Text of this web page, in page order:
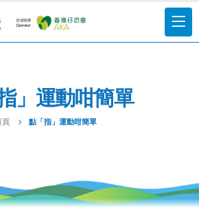
」運動咁簡單
頁 點「指」運動咁簡單